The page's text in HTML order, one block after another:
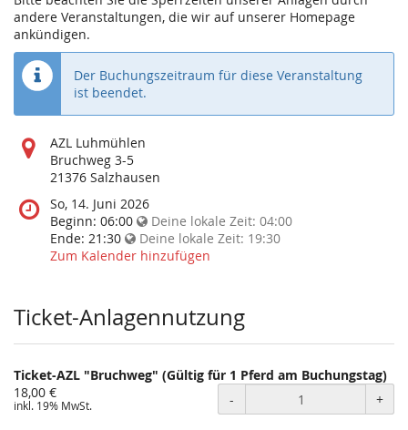
andere Veranstaltungen, die wir auf unserer Homepage
ankündigen.
Der Buchungszeitraum für diese Veranstaltung
ist beendet.
Wo
findet
diese
statt?
AZL Luhmühlen
Bruchweg 3-5
21376 Salzhausen
Wann
findet
diese
Veranstaltung
So, 14. Juni 2026
Beginn: 06:00 Deine lokale Zeit: 04:00
Ende: 21:30 Deine lokale Zeit: 19:30
Zum Kalender hinzufügen
Ticket-Anlagennutzung
Ticket-AZL "Bruchweg" (Gültig für 1 Pferd am Buchungstag)
18,00 €
inkl. 19% MwSt. - +